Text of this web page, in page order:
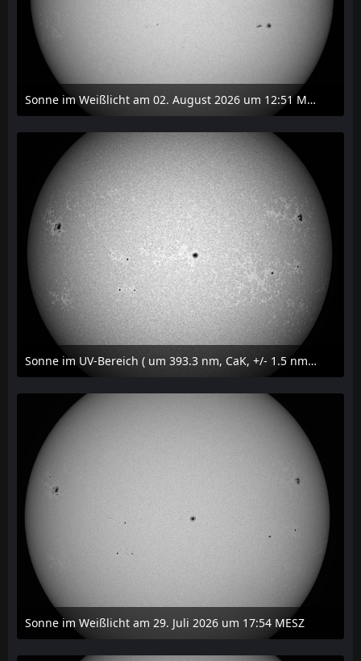
Sonne im Weißlicht am 02. August 2026 um 12:51 MESZ
2. August 2026 um 16:37
Sonne im UV-Bereich ( um 393.3 nm, CaK, +/- 1.5 nm) am 29. Juli 2026 um 17:59 MESZ
31. Juli 2026 um 20:03
Sonne im Weißlicht am 29. Juli 2026 um 17:54 MESZ
31. Juli 2026 um 20:03